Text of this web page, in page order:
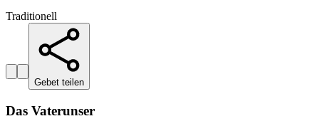
Traditionell
Gebet teilen
Das Vaterunser